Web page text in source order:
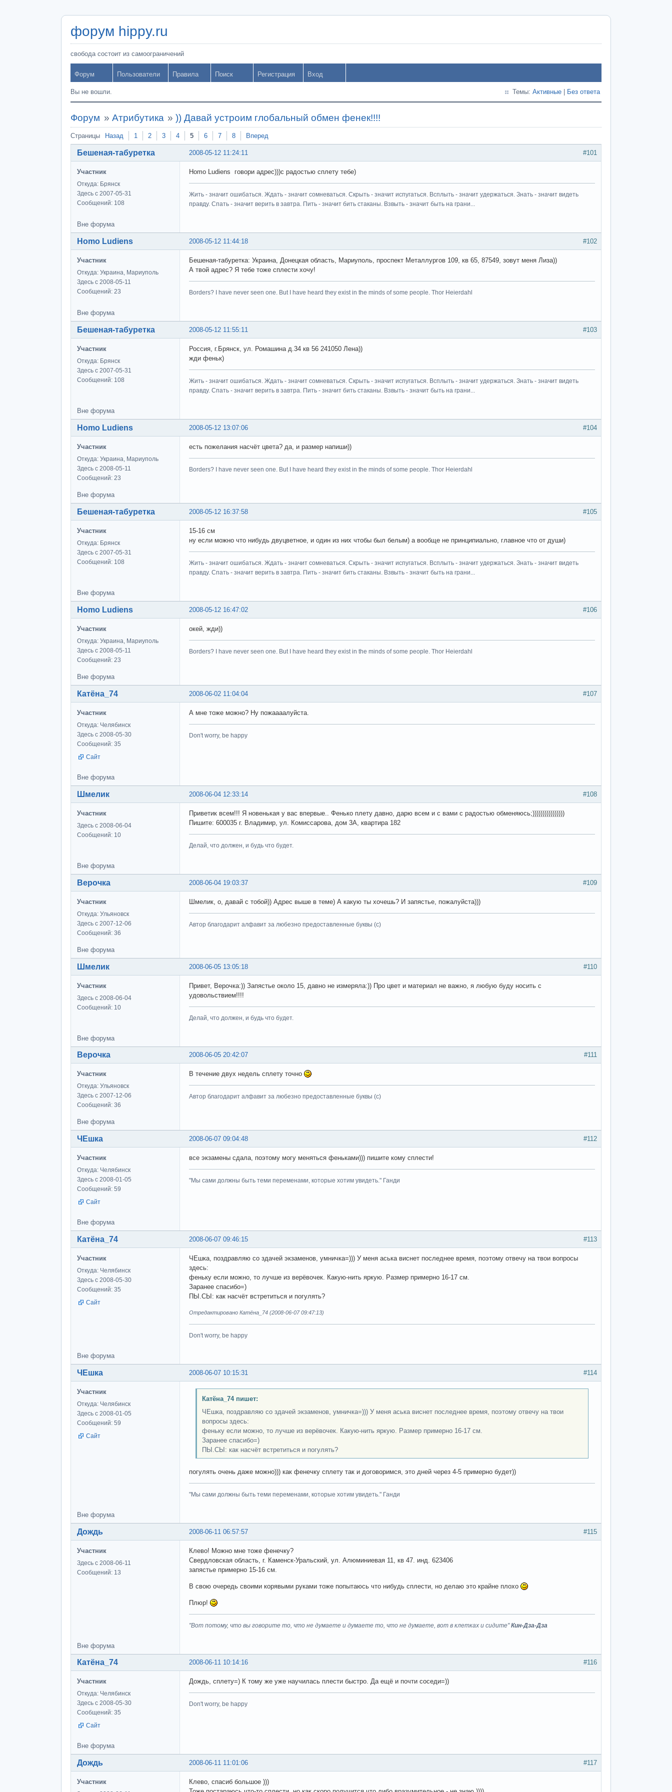
форум hippy.ru
свобода состоит из самоограничений
Форум Пользователи Правила Поиск Регистрация Вход
Вы не вошли. Темы: Активные Без ответа
Форум » Атрибутика »)) Давай устроим глобальный обмен фенек!!!!
Страницы Назад 1 2 3 4 5 6 7 8 Вперед
#101
2008-05-12 11:24:11
Бешеная-табуретка
Участник
Откуда: Брянск
Здесь с 2007-05-31
Сообщений: 108
Homo Ludiens говори адрес)))с радостью сплету тебе)
Жить - значит ошибаться. Ждать - значит сомневаться. Скрыть - значит испугаться. Всплыть - значит удержаться. Знать - значит видеть
правду. Спать - значит верить в завтра. Пить - значит бить стаканы. Взвыть - значит быть на грани...
Вне форума
#102
2008-05-12 11:44:18
Homo Ludiens
Участник
Откуда: Украина, Мариуполь
Здесь с 2008-05-11
Сообщений: 23
Бешеная-табуретка: Украина, Донецкая область, Мариуполь, проспект Металлургов 109, кв 65, 87549, зовут меня Лиза))
А твой адрес? Я тебе тоже сплести хочу!
Borders? I have never seen one. But I have heard they exist in the minds of some people. Thor Heierdahl
Вне форума
#103
2008-05-12 11:55:11
Бешеная-табуретка
Участник
Откуда: Брянск
Здесь с 2007-05-31
Сообщений: 108
Россия, г.Брянск, ул. Ромашина д.34 кв 56 241050 Лена))
жди феньк)
Жить - значит ошибаться. Ждать - значит сомневаться. Скрыть - значит испугаться. Всплыть - значит удержаться. Знать - значит видеть
правду. Спать - значит верить в завтра. Пить - значит бить стаканы. Взвыть - значит быть на грани...
Вне форума
#104
2008-05-12 13:07:06
Homo Ludiens
Участник
Откуда: Украина, Мариуполь
Здесь с 2008-05-11
Сообщений: 23
есть пожелания насчёт цвета? да, и размер напиши))
Borders? I have never seen one. But I have heard they exist in the minds of some people. Thor Heierdahl
Вне форума
#105
2008-05-12 16:37:58
Бешеная-табуретка
Участник
Откуда: Брянск
Здесь с 2007-05-31
Сообщений: 108
15-16 см
ну если можно что нибудь двуцветное, и один из них чтобы был белым) а вообще не принципиально, главное что от души)
Жить - значит ошибаться. Ждать - значит сомневаться. Скрыть - значит испугаться. Всплыть - значит удержаться. Знать - значит видеть
правду. Спать - значит верить в завтра. Пить - значит бить стаканы. Взвыть - значит быть на грани...
Вне форума
#106
2008-05-12 16:47:02
Homo Ludiens
Участник
Откуда: Украина, Мариуполь
Здесь с 2008-05-11
Сообщений: 23
окей, жди))
Borders? I have never seen one. But I have heard they exist in the minds of some people. Thor Heierdahl
Вне форума
#107
2008-06-02 11:04:04
Катёна_74
Участник
Откуда: Челябинск
Здесь с 2008-05-30
Сообщений: 35
Сайт
А мне тоже можно? Ну пожаааалуйста.
Don't worry, be happy
Вне форума
#108
2008-06-04 12:33:14
Шмелик
Участник
Здесь с 2008-06-04
Сообщений: 10
Приветик всем!!! Я новенькая у вас впервые.. Фенько плету давно, дарю всем и с вами с радостью обменяюсь;))))))))))))))))
Пишите: 600035 г. Владимир, ул. Комиссарова, дом 3А, квартира 182
Делай, что должен, и будь что будет.
Вне форума
#109
2008-06-04 19:03:37
Верочка
Участник
Откуда: Ульяновск
Здесь с 2007-12-06
Сообщений: 36
Шмелик, о, давай с тобой)) Адрес выше в теме) А какую ты хочешь? И запястье, пожалуйста)))
Автор благодарит алфавит за любезно предоставленные буквы (с)
Вне форума
#110
2008-06-05 13:05:18
Шмелик
Участник
Здесь с 2008-06-04
Сообщений: 10
Привет, Верочка:)) Запястье около 15, давно не измеряла:)) Про цвет и материал не важно, я любую буду носить с
удовольствием!!!!
Делай, что должен, и будь что будет.
Вне форума
#111
2008-06-05 20:42:07
Верочка
Участник
Откуда: Ульяновск
Здесь с 2007-12-06
Сообщений: 36
В течение двух недель сплету точно
Автор благодарит алфавит за любезно предоставленные буквы (с)
Вне форума
#112
2008-06-07 09:04:48
ЧЕшка
Участник
Откуда: Челябинск
Здесь с 2008-01-05
Сообщений: 59
Сайт
все экзамены сдала, поэтому могу меняться феньками))) пишите кому сплести!
"Мы сами должны быть теми переменами, которые хотим увидеть." Ганди
Вне форума
#113
2008-06-07 09:46:15
Катёна_74
Участник
Откуда: Челябинск
Здесь с 2008-05-30
Сообщений: 35
Сайт
ЧЕшка, поздравляю со здачей экзаменов, умничка=))) У меня аська виснет последнее время, поэтому отвечу на твои вопросы
здесь:
феньку если можно, то лучше из верёвочек. Какую-нить яркую. Размер примерно 16-17 см.
Заранее спасибо=)
ПЫ.СЫ: как насчёт встретиться и погулять?
Отредактировано Катёна_74 (2008-06-07 09:47:13)
Don't worry, be happy
Вне форума
#114
2008-06-07 10:15:31
ЧЕшка
Участник
Откуда: Челябинск
Здесь с 2008-01-05
Сообщений: 59
Сайт
Катёна_74 пишет:
ЧЕшка, поздравляю со здачей экзаменов, умничка=))) У меня аська виснет последнее время, поэтому отвечу на твои
вопросы здесь:
феньку если можно, то лучше из верёвочек. Какую-нить яркую. Размер примерно 16-17 см.
Заранее спасибо=)
ПЫ.СЫ: как насчёт встретиться и погулять?
погулять очень даже можно))) как фенечку сплету так и договоримся, это дней через 4-5 примерно будет))
"Мы сами должны быть теми переменами, которые хотим увидеть." Ганди
Вне форума
#115
2008-06-11 06:57:57
Дождь
Участник
Здесь с 2008-06-11
Сообщений: 13
Клево! Можно мне тоже фенечку?
Свердловская область, г. Каменск-Уральский, ул. Алюминиевая 11, кв 47. инд. 623406
запястье примерно 15-16 см.
В свою очередь своими корявыми руками тоже попытаюсь что нибудь сплести, но делаю это крайне плохо
Плюр!
"Вот потому, что вы говорите то, что не думаете и думаете то, что не думаете, вот в клетках и сидите"Кин-Дза-Дза
Вне форума
#116
2008-06-11 10:14:16
Катёна_74
Участник
Откуда: Челябинск
Здесь с 2008-05-30
Сообщений: 35
Сайт
Дождь, сплету=) К тому же уже научилась плести быстро. Да ещё и почти соседи=))
Don't worry, be happy
Вне форума
#117
2008-06-11 11:01:06
Дождь
Участник
Клево, спасиб большое )))